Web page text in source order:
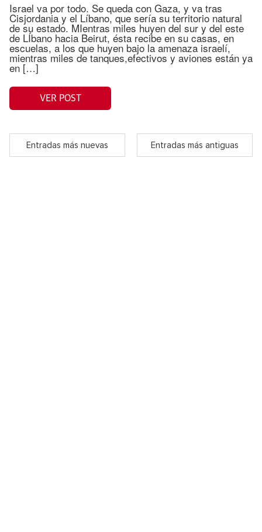
Israel va por todo. Se queda con Gaza, y va tras
Cisjordania y el Líbano, que sería su territorio natural
de su estado. MIentras miles huyen del sur y del este
de LÍbano hacia Beirut, ésta recibe en su casas, en
escuelas, a los que huyen bajo la amenaza israelí,
mientras miles de tanques,efectivos y aviones están ya
en […]
VER POST
Entradas más nuevas Entradas más antiguas